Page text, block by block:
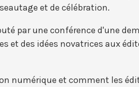
et de célébration.
par une conférence d'une
et des idées novatrices aux
numérique et comment les